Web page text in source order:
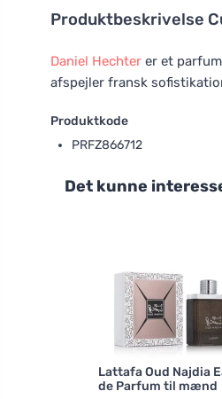
Produktbeskrivelse
Daniel Hechter er et
afspejler fransk
Produktkode
PRFZ866712
Det kunne
Lattafa Oud Najdia
de Parfum til mænd